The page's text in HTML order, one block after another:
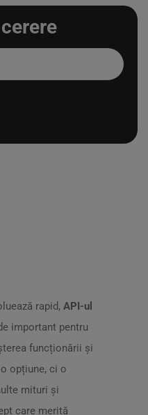
rapid, API-ul
important pentru
funcționării și
opțiune, ci o
mituri și
care merită